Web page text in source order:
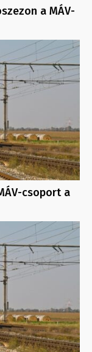
a MÁV-
csoport a